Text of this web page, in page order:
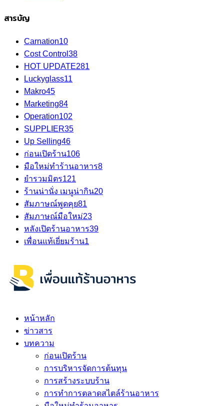
สารบัญ
Carnation10
Cost Control 38
HOT UPDATE281
Luckyglass11
Makro45
Marketing84
Operation102
SUPPLIER35
Up Selling46
ก่อนเปิดร้าน106
มือใหม่ทำร้านอาหาร8
ยำรวมมิตร121
ร้านน่านั่ง เมนูน่ากิน20
สัมภาษณ์พูดคุย81
สัมภาษณ์มือใหม่23
หลังเปิดร้านอาหาร39
เพื่อนแท้เยี่ยมร้าน1
หน้าหลัก
ข่าวสาร
บทความ
ก่อนเปิดร้าน
การบริหารจัดการต้นทุน
การสร้างระบบร้าน
การทำการตลาดสไตล์ร้านอาหาร